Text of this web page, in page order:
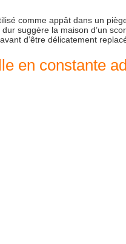
comme appât dans un
suggère la maison d’un
d’être délicatement
en constante